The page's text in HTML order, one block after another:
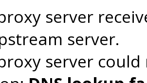
server
server.
server